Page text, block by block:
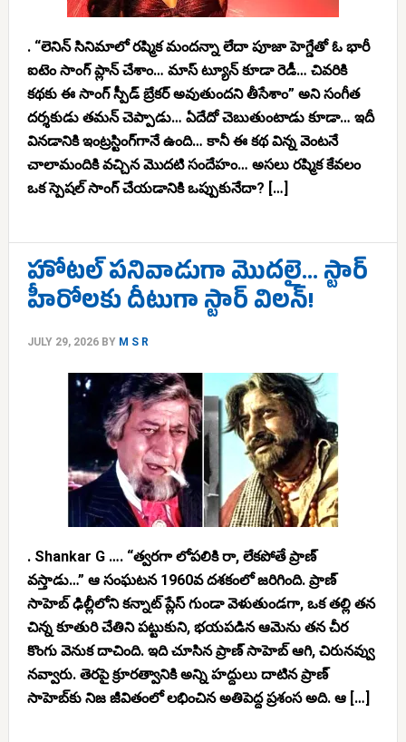
. “లెనిన్‌ సినిమాలో రష్మిక మందన్నా లేదా పూజా హెగ్డేతో ఓ భారీ
ఐటెం సాంగ్ ప్లాన్ చేశాం… మాస్ ట్యూన్ కూడా రెడీ… చివరికి
కథకు ఈ సాంగ్ స్పీడ్ బ్రేకర్ అవుతుందని తీసేశాం” అని సంగీత
దర్శకుడు తమన్ చెప్పాడు… ఏదేదో చెబుతుంటాడు కూడా… ఇదీ
వినడానికి ఇంట్రస్టింగ్‌గానే ఉంది… కానీ ఈ కథ విన్న వెంటనే
చాలామందికి వచ్చిన మొదటి సందేహం… అసలు రష్మిక కేవలం
ఒక స్పెషల్ సాంగ్ చేయడానికి ఒప్పుకునేదా? […]
హోటల్ పనివాడుగా మొదలై… స్టార్
హీరోలకు దీటుగా స్టార్ విలన్!
JULY 29, 2026BY M S R
. Shankar G …. “త్వరగా లోపలికి రా, లేకపోతే ప్రాణ్
వస్తాడు…” ఆ సంఘటన 1960వ దశకంలో జరిగింది. ప్రాణ్
సాహెబ్ ఢిల్లీలోని కన్నాట్ ప్లేస్ గుండా వెళుతుండగా, ఒక తల్లి తన
చిన్న కూతురి చేతిని పట్టుకుని, భయపడిన ఆమెను తన చీర
కొంగు వెనుక దాచింది. ఇది చూసిన ప్రాణ్ సాహెబ్ ఆగి, చిరునవ్వు
నవ్వారు. తెరపై క్రూరత్వానికి అన్ని హద్దులు దాటిన ప్రాణ్
సాహెబ్‌కు నిజ జీవితంలో లభించిన అతిపెద్ద ప్రశంస అది. ఆ […]